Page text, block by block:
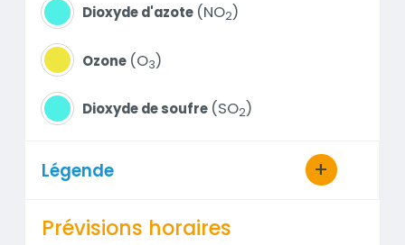
Dioxyde d'azote NO2
Ozone O3
Dioxyde de soufre SO2
Légende
Prévisions horaires